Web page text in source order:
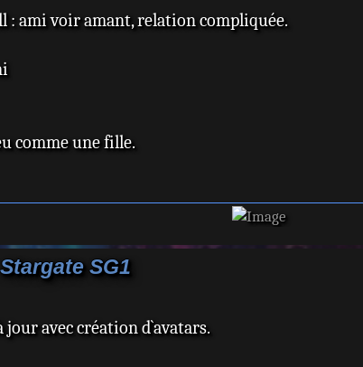
: ami voir amant, relation compliquée.
comme une fille.
SG1
avec création d`avatars.